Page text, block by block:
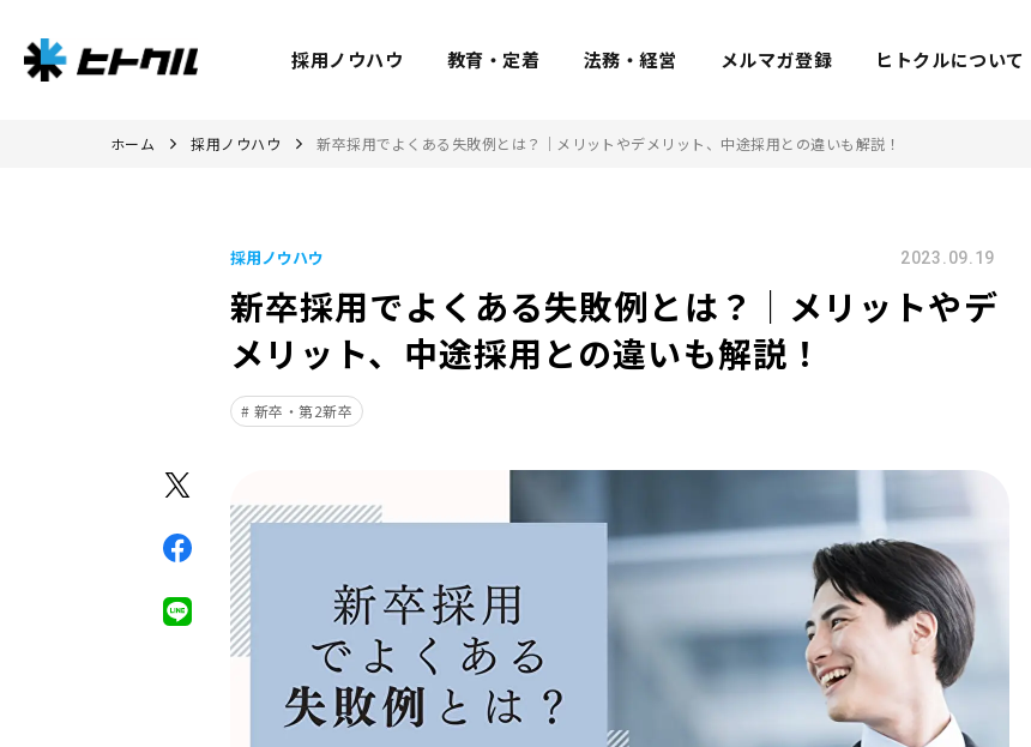
採用ノウハウ 教育・定着 法務・経営 メルマガ登録 ヒトクルについて
ホーム 採用ノウハウ 新卒採用でよくある失敗例とは？｜メリットやデメリット、中途採用との違いも解説！
採用ノウハウ 2023.09.19
新卒採用でよくある失敗例とは？｜メリットやデ
メリット、中途採用との違いも解説！
新卒・第2新卒